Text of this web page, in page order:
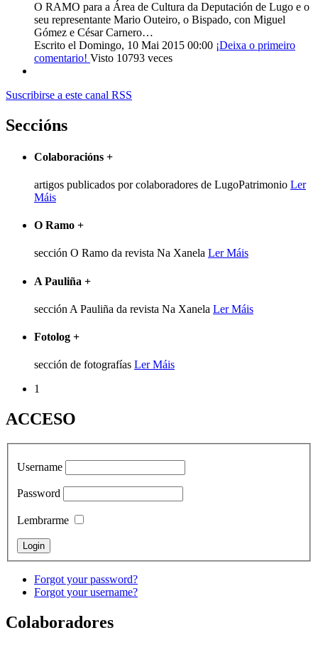
O RAMO para a Área de Cultura da Deputación de Lugo e o
seu representante Mario Outeiro, o Bispado, con Miguel
Gómez e César Carnero…
Escrito el Domingo, 10 Mai 2015 00:00 ¡Deixa o primeiro
comentario! Visto 10793 veces
Suscribirse a este canal RSS
Seccións
Colaboracións +
artigos publicados por colaboradores de LugoPatrimonio Ler
Máis
O Ramo +
sección O Ramo da revista Na Xanela Ler Máis
A Pauliña +
sección A Pauliña da revista Na Xanela Ler Máis
Fotolog +
sección de fotografías Ler Máis
1
ACCESO
Username
Password
Lembrarme
Forgot your password?
Forgot your username?
Colaboradores